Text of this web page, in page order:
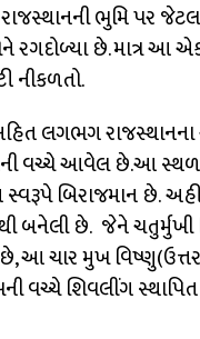
રાજસ્થાનની ભુમિ પર
રગદોળ્યા છે. માત્ર આ
નીકળતો.
લગભગ રાજસ્થાનના
વચ્ચે આવેલ છે.આ સ્થળ
બિરાજમાન છે. અહીં
બનેલી છે. જેને ચતુર્મુખી
આ ચાર મુખ
વચ્ચે શિવલીંગ